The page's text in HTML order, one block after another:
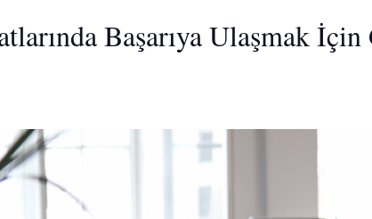
Başarıya Ulaşmak